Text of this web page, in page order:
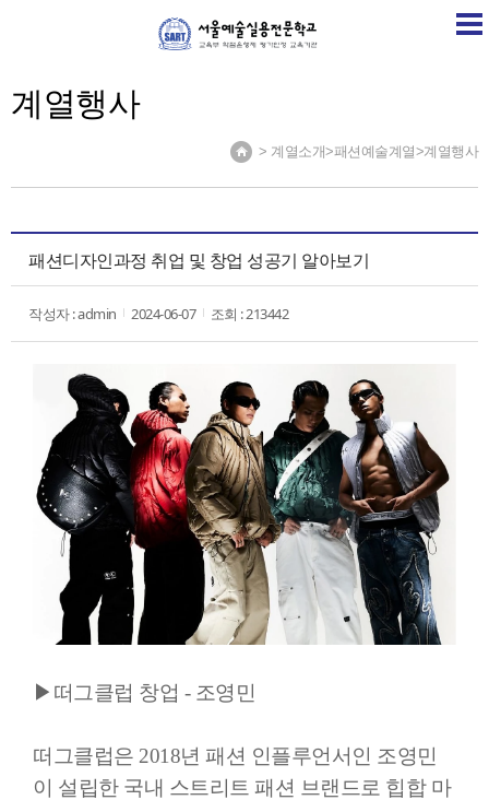
SART 학교소개
계열행사
> 계열소개>패션예술계열>계열행사
패션디자인과정 취업 및 창업 성공기 알아보기
작성자 : admin 2024-06-07 조회 : 213442
▶떠그클럽 창업 - 조영민
떠그클럽은 2018년 패션 인플루언서인 조영민
이 설립한 국내 스트리트 패션 브랜드로 힙합 마